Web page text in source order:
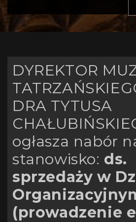
DYREKTOR
DRA TYTUSA
ogłasza nabór
stanowisko: ds.
sprzedaży w
(prowadzenie